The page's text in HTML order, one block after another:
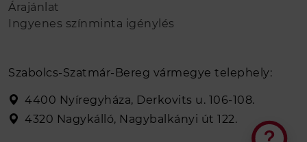
Árajánlat
Ingyenes színminta igénylés
Szabolcs-Szatmár-Bereg vármegye telephely:
4400 Nyíregyháza, Derkovits u. 106-108.
4320 Nagykálló, Nagybalkányi út 122.